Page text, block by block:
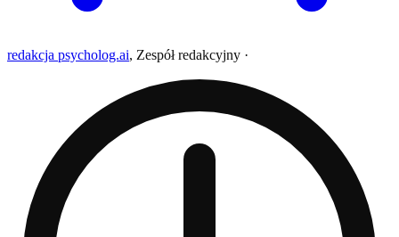
redakcja psycholog.ai, Zespół redakcyjny ·